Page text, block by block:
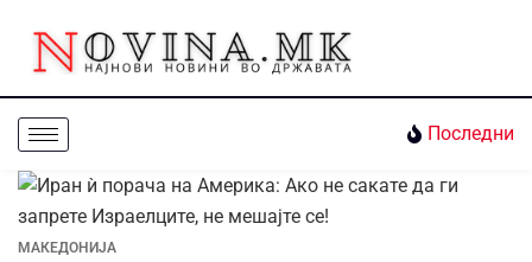
Последни
МАКЕДОНИЈА